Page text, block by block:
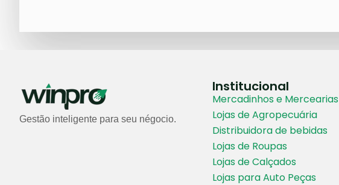
Gestão inteligente para seu négocio.
Institucional
Mercadinhos e Mercearias
Lojas de Agropecuária
Distribuidora de bebidas
Lojas de Roupas
Lojas de Calçados
Lojas para Auto Peças